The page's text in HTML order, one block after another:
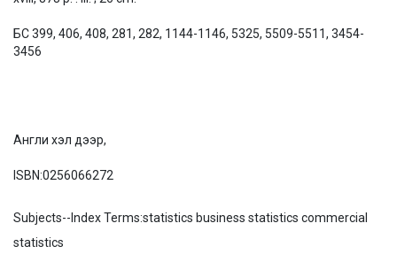
БС 399, 406, 408, 281, 282, 1144-1146, 5325, 5509-5511, 3454-
3456
Англи хэл дээр,
ISBN:0256066272
Subjects--Index Terms:statistics business statistics commercial
statistics